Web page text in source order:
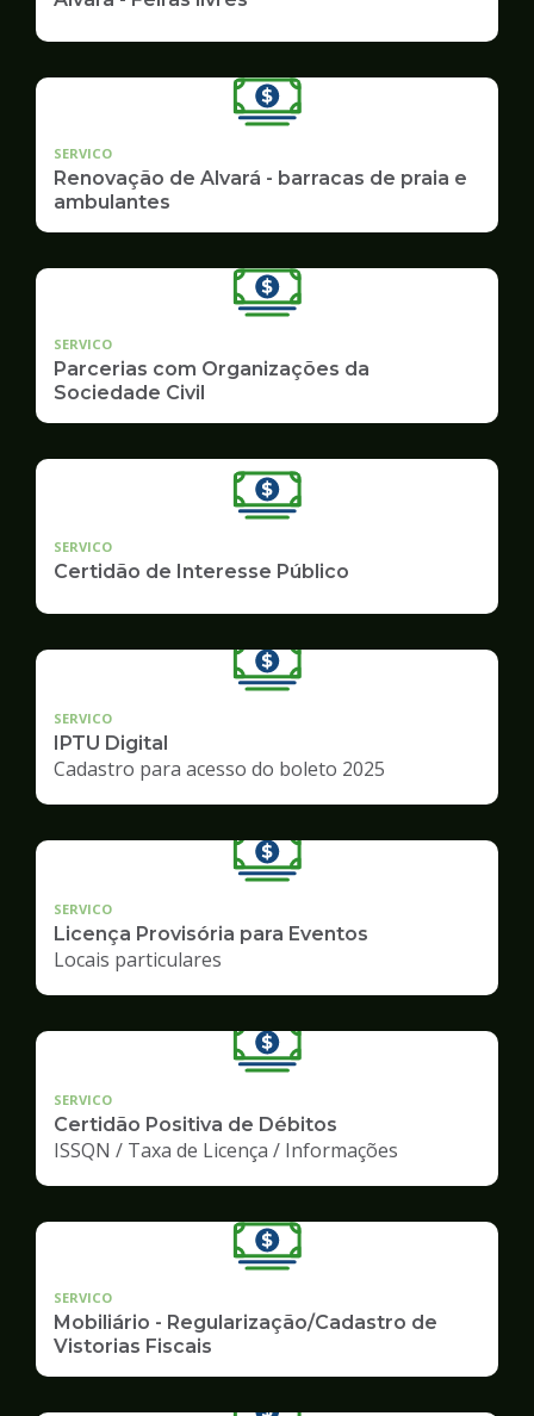
SERVICO
Renovação de Alvará - barracas de praia e
ambulantes
SERVICO
Parcerias com Organizações da
Sociedade Civil
SERVICO
Certidão de Interesse Público
SERVICO
IPTU Digital
Cadastro para acesso do boleto 2025
SERVICO
Licença Provisória para Eventos
Locais particulares
SERVICO
Certidão Positiva de Débitos
ISSQN / Taxa de Licença / Informações
SERVICO
Mobiliário - Regularização/Cadastro de
Vistorias Fiscais